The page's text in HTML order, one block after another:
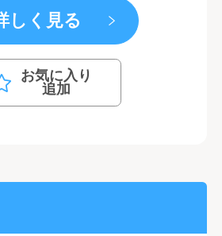
しく見る
お気に入り
追加